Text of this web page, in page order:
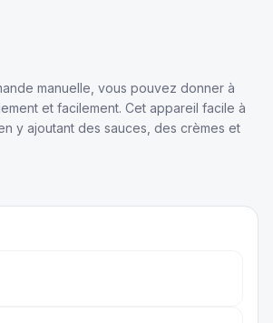
manuelle, vous pouvez donner à
et facilement. Cet appareil facile à
y ajoutant des sauces, des crèmes et